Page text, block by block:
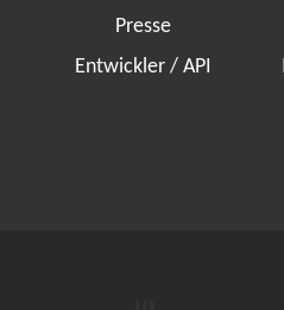
Presse
Entwickler / API